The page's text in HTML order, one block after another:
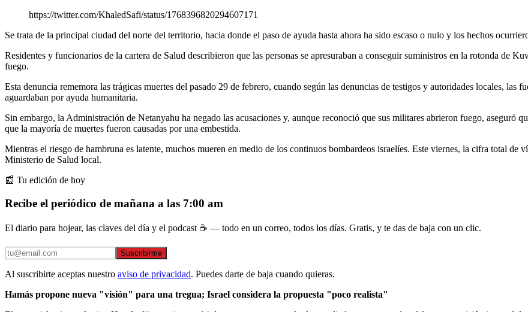
https://twitter.com/KhaledSafi/status/1768396820294607171
Se trata de la principal ciudad del norte del territorio, hacia donde el paso de ayuda hasta ahora ha sido escaso o nulo y los hechos
Residentes y funcionarios de la cartera de Salud describieron que las personas se apresuraban a conseguir suministros en la rotonda de
fuego.
Esta denuncia rememora las trágicas muertes del pasado 29 de febrero, cuando según las denuncias de testigos y autoridades locales, las
aguardaban por ayuda humanitaria.
Sin embargo, la Administración de Netanyahu ha negado las acusaciones y, aunque reconoció que sus militares abrieron fuego, aseguró
que la mayoría de muertes fueron causadas por una embestida.
Mientras el riesgo de hambruna es latente, muchos mueren en medio de los continuos bombardeos israelíes. Este viernes, la cifra total de
Ministerio de Salud local.
📰 Tu edición de hoy
Recibe el periódico de mañana a las 7:00 am
El diario para hojear, las claves del día y el podcast ☕ — todo en un correo, todos los días. Gratis, y te das de baja con un clic.
Suscribirme
Al suscribirte aceptas nuestro aviso de privacidad. Puedes darte de baja cuando quieras.
Hamás propone nueva "visión" para una tregua; Israel considera la propuesta "poco realista"